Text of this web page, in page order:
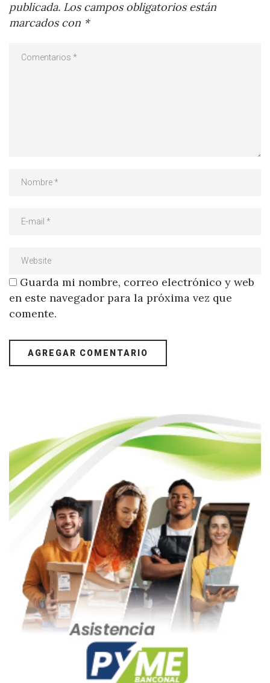
publicada. Los campos obligatorios están
marcados con *
Guarda mi nombre, correo electrónico y web
en este navegador para la próxima vez que
comente.